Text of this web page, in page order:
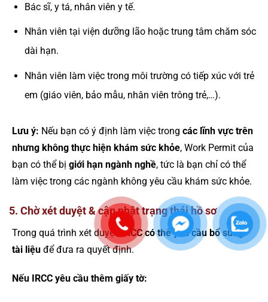
Bác sĩ, y tá, nhân viên y tế.
Nhân viên tại viện dưỡng lão hoặc trung tâm chăm sóc
dài hạn.
Nhân viên làm việc trong môi trường có tiếp xúc với trẻ
em (giáo viên, bảo mẫu, nhân viên trông trẻ,…).
Lưu ý: Nếu bạn có ý định làm việc trong các lĩnh vực trên
nhưng không thực hiện khám sức khỏe, Work Permit của
bạn có thể bị giới hạn ngành nghề, tức là bạn chỉ có thể
làm việc trong các ngành không yêu cầu khám sức khỏe.
5. Chờ xét duyệt & cập nhật trạng thái hồ sơ
Trong quá trình xét duyệt,IRCC có thể yêu cầu bổ sung
tài liệu để đưa ra quyết định.
Nếu IRCC yêu cầu thêm giấy tờ: